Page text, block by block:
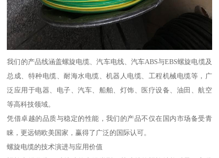
我们的产品线涵盖螺旋电缆、汽车电线、汽车ABS与EBS螺旋电缆及
总成、特种电缆、耐海水电缆、机器人电缆、工程机械电缆等，广
泛应用于电器、电子、汽车、船舶、灯饰、医疗设备、油田、航空
等高科技领域。
凭借卓越的品质与稳定的性能，我们的产品不仅在国内市场备受青
睐，更远销欧美国家，赢得了广泛的国际认可。
螺旋电缆的技术演进与应用价值